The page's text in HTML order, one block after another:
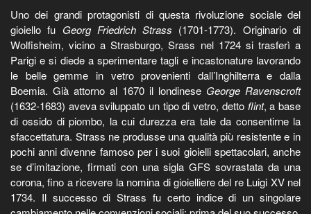
Uno dei grandi protagonisti di questa rivoluzione sociale del
gioiello fu Georg Friedrich Strass (1701-1773). Originario di
Wolfisheim, vicino a Strasburgo, Srass nel 1724 si trasferì a
Parigi e si diede a sperimentare tagli e incastonature lavorando
le belle gemme in vetro provenienti dall’Inghilterra e dalla
Boemia. Già attorno al 1670 il londinese George Ravenscroft
(1632-1683) aveva sviluppato un tipo di vetro, detto flint, a base
di ossido di piombo, la cui durezza era tale da consentirne la
sfaccettatura. Strass ne produsse una qualità più resistente e in
pochi anni divenne famoso per i suoi gioielli spettacolari, anche
se d’imitazione, firmati con una sigla GFS sovrastata da una
corona, fino a ricevere la nomina di gioielliere del re Luigi XV nel
1734. Il successo di Strass fu certo indice di un singolare